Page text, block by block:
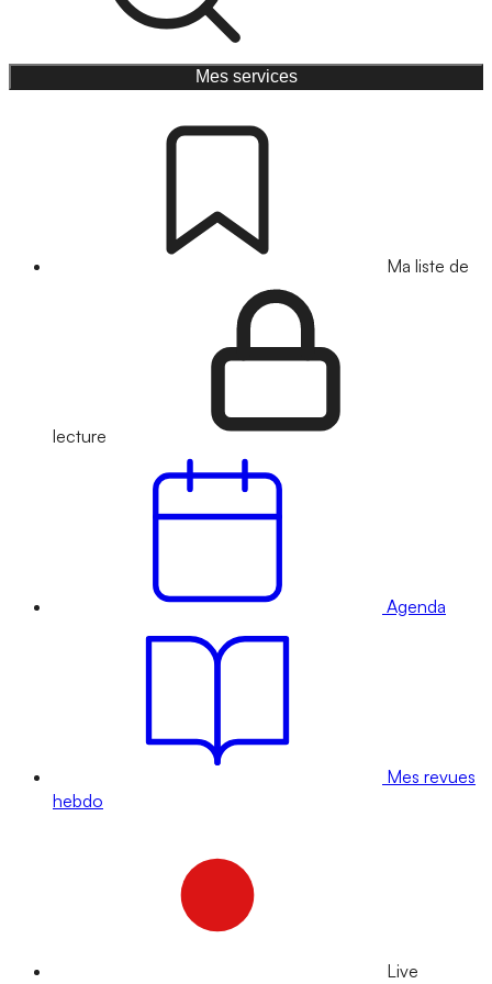
Mes services
Ma liste de
lecture
Agenda
Mes revues
hebdo
Live